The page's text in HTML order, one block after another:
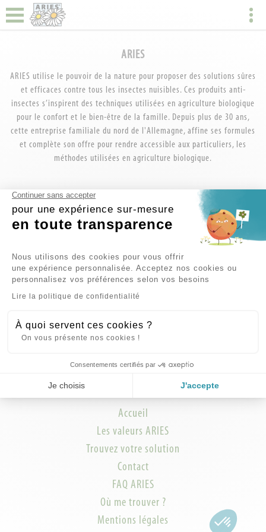
Continuer sans accepter
pour une expérience sur-mesure
en toute transparence
Plateforme de Gestion du
Nous utilisons des cookies pour vous offrir
une expérience personnalisée. Acceptez nos cookies ou
personnalisez vos préférences selon vos besoins
Lire la politique de confidentialité
À quoi servent ces cookies ?
On vous présente nos cookies !
Consentements certifiés par
Je choisis J'accepte
Axeptio consent
ARIES
ARIES utilise le pouvoir de la nature pour proposer des solutions sûres
et efficaces contre tous les insectes nuisibles. Ces produits anti-
insectes s’inspirent des techniques utilisées en agriculture biologique
pour le confort et le bien-être de la famille. Depuis plus de 30 ans,
cette entreprise familiale du nord de l'Allemagne, affine ses formules
et complète son offre pour rendre accessible aux particuliers, les
méthodes utilisées en agriculture biologique.
BLEUVERT
Depuis 1998, BLEUVERT distribue des produits naturels et bio, issus
le domaine du bio depuis 1998. En tant que distributeur français,
Bleuvert participe à l’essor de la cosmétique bio en s’adaptant
constamment à ce marché en pleine évolution. Aujourd'hui, 2 000
claire, Naturalia, Biomonde, Satoriz...), font confiance à la légitimité
et à l’expertise de Bleuvert.
Accueil
Les valeurs ARIES
Trouvez votre solution
Contact
FAQ ARIES
Où me trouver ?
Mentions légales